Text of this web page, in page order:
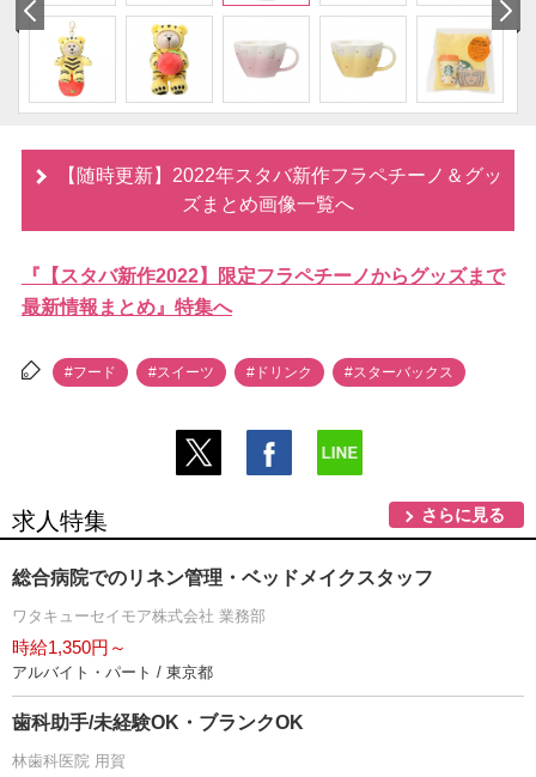
【随時更新】2022年スタバ新作フラペチーノ＆グッ
ズまとめ画像一覧へ
『【スタバ新作2022】限定フラペチーノからグッズまで
最新情報まとめ』特集へ
#フード #スイーツ #ドリンク #スターバックス
求人特集 さらに見る
総合病院でのリネン管理・ベッドメイクスタッフ
ワタキューセイモア株式会社 業務部
時給1,350円～
アルバイト・パート / 東京都
歯科助手/未経験OK・ブランクOK
林歯科医院 用賀